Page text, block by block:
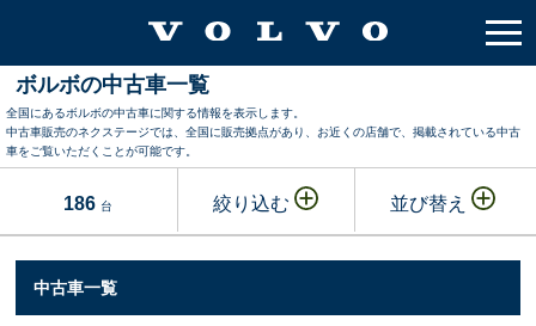
ボルボの中古車一覧
全国にあるボルボの中古車に関する情報を表示します。
中古車販売のネクステージでは、全国に販売拠点があり、お近くの店舗で、掲載されている中古
車をご覧いただくことが可能です。
186 台 絞り込む 並び替え
中古車一覧